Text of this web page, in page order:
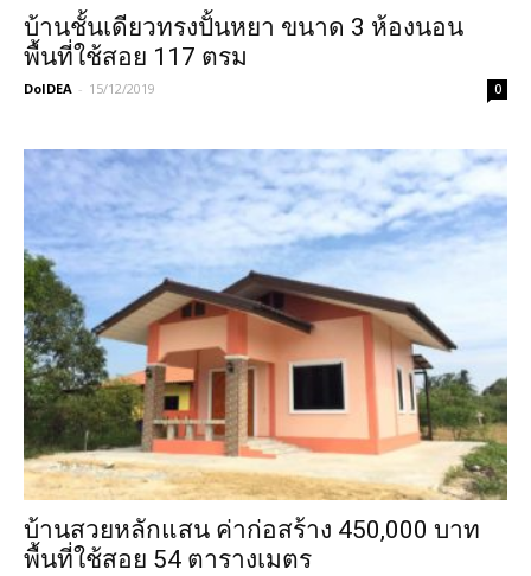
บ้านชั้นเดียวทรงปั้นหยา ขนาด 3 ห้องนอน
พื้นที่ใช้สอย 117 ตรม
DoIDEA - 15/12/2019 0
บ้านสวยหลักแสน ค่าก่อสร้าง 450,000 บาท
พื้นที่ใช้สอย 54 ตารางเมตร